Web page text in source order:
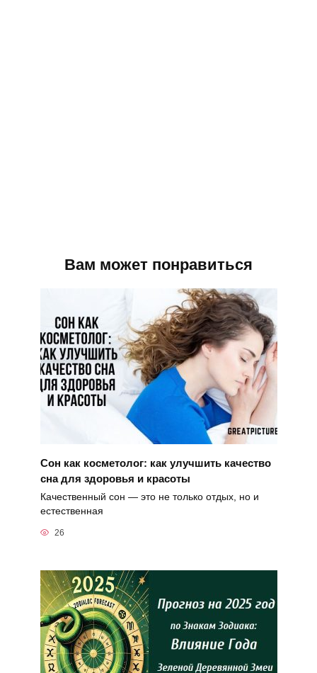
Вам может понравиться
Сон как косметолог: как улучшить качество
сна для здоровья и красоты
Качественный сон — это не только отдых, но и
естественная
26